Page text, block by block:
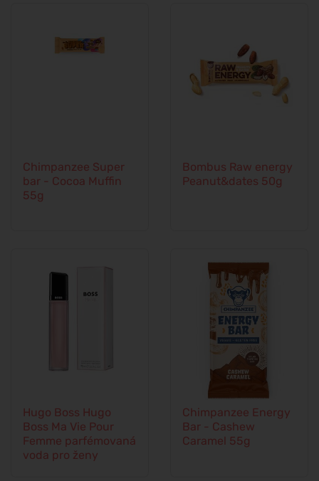
Chimpanzee Super
bar - Cocoa Muffin
55g
Bombus Raw energy
Peanut&dates 50g
Hugo Boss Hugo
Boss Ma Vie Pour
Femme parfémovaná
voda pro ženy
Chimpanzee Energy
Bar - Cashew
Caramel 55g